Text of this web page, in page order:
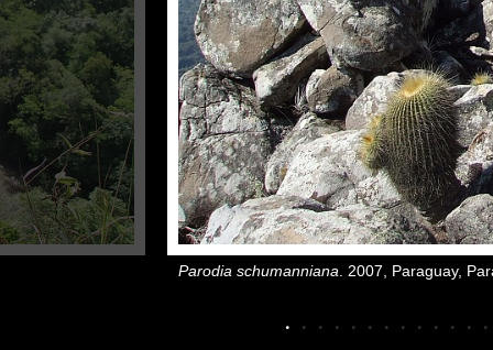
Parodia schumanniana . 2007, Paraguay,
. . . . . . . . . . . . .